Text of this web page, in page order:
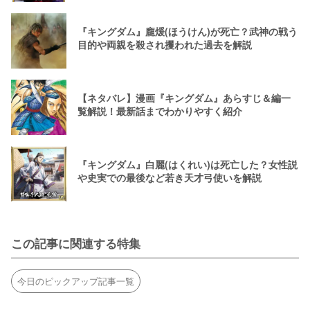
『キングダム』龐煖(ほうけん)が死亡？武神の戦う
目的や両親を殺され攫われた過去を解説
【ネタバレ】漫画『キングダム』あらすじ＆編一
覧解説！最新話までわかりやすく紹介
『キングダム』白麗(はくれい)は死亡した？女性説
や史実での最後など若き天才弓使いを解説
この記事に関連する特集
今日のピックアップ記事一覧